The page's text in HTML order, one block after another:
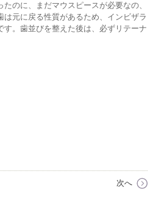
のに、まだマウスピースが必要なの、
は元に戻る性質があるため、インビザラ
す。歯並びを整えた後は、必ずリテーナ
次へ